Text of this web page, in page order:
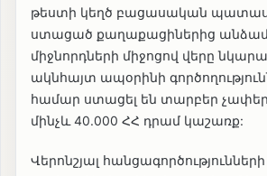
թեստի կեղծ բացասական
ստացած քաղաքացիներից
միջնորդների միջոցով վերը
ակնհայտ ապօրինի
համար ստացել են տարբեր
մինչև 40.000 ՀՀ դրամ կաշառք:
Վերոնշյալ